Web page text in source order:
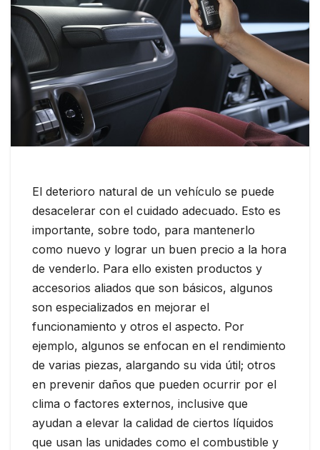
El deterioro natural de un vehículo se puede
desacelerar con el cuidado adecuado. Esto es
importante, sobre todo, para mantenerlo
como nuevo y lograr un buen precio a la hora
de venderlo. Para ello existen productos y
accesorios aliados que son básicos, algunos
son especializados en mejorar el
funcionamiento y otros el aspecto. Por
ejemplo, algunos se enfocan en el rendimiento
de varias piezas, alargando su vida útil; otros
en prevenir daños que pueden ocurrir por el
clima o factores externos, inclusive que
ayudan a elevar la calidad de ciertos líquidos
que usan las unidades como el combustible y